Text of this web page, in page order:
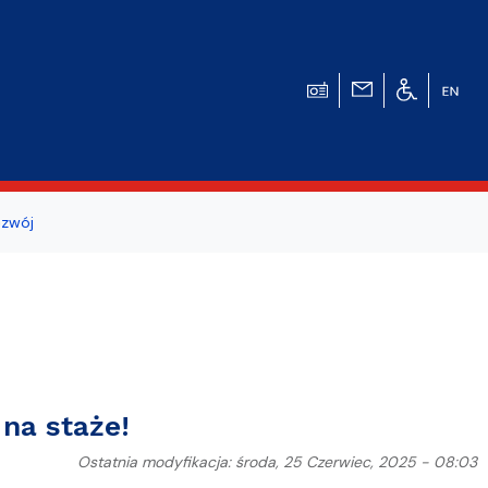
staże!
Ostatnia modyfikacja: środa, 25 Czerwiec, 2025 - 08:03